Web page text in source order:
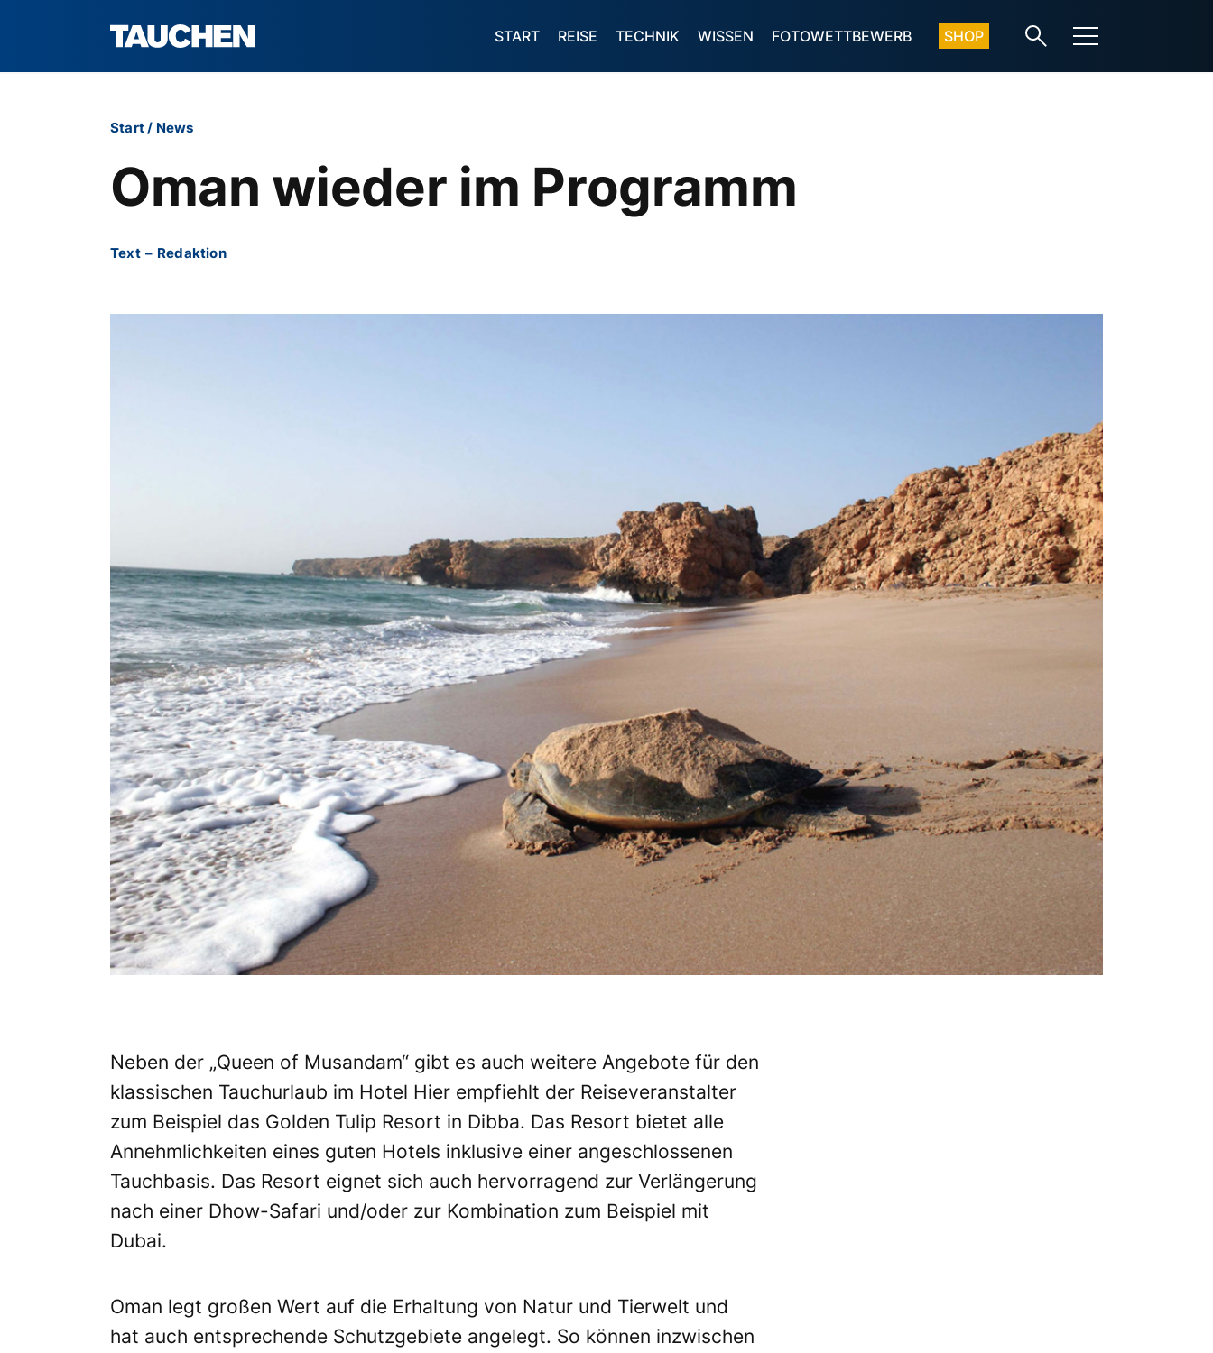
START REISE TECHNIK WISSEN FOTOWETTBEWERB SHOP
Start/ News
Oman wieder im Programm
Text – Redaktion
Neben der „Queen of Musandam“ gibt es auch weitere Angebote für den
klassischen Tauchurlaub im Hotel Hier empfiehlt der Reiseveranstalter
zum Beispiel das Golden Tulip Resort in Dibba. Das Resort bietet alle
Annehmlichkeiten eines guten Hotels inklusive einer angeschlossenen
Tauchbasis. Das Resort eignet sich auch hervorragend zur Verlängerung
nach einer Dhow-Safari und/oder zur Kombination zum Beispiel mit
Dubai.
Oman legt großen Wert auf die Erhaltung von Natur und Tierwelt und
hat auch entsprechende Schutzgebiete angelegt. So können inzwischen